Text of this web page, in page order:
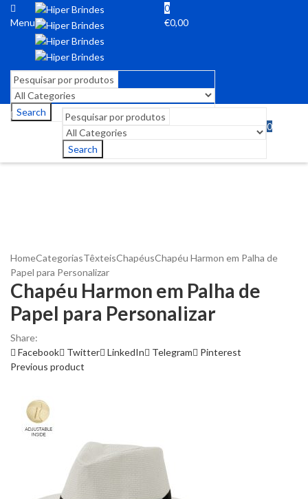
Menu
0
€0,00
Search
Search
0
HomeCategoriasTêxteisChapéusChapéu Harmon em Palha de
Papel para Personalizar
Chapéu Harmon em Palha de
Papel para Personalizar
Share:
Facebook
Twitter LinkedIn Telegram
Pinterest
Previous product